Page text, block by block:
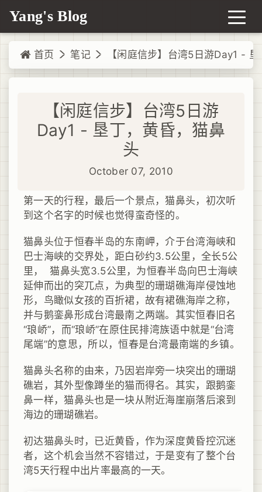
Yang's Blog
首页 笔记 【闲庭信步】台湾5日游Day1 -
【闲庭信步】台湾5日游
Day1 - 垦丁，黄昏，猫鼻
头
October 07, 2010
第一天的行程，最后一个景点，猫鼻头，初次听
到这个名字的时候也觉得蛮奇怪的。
猫鼻头位于恒春半岛的东南岬，介于台湾海峡和
巴士海峡的交界处，距白砂约3.5公里，全长5公
里， 猫鼻头宽3.5公里，为恒春半岛向巴士海峡
延伸而出的突兀点，为典型的珊瑚礁海岸侵蚀地
形，鸟瞰似女孩的百折裙，故有裙礁海岸之称，
并与鹅銮鼻形成台湾最南之两端。其实恒春旧名
“琅峤”，而“琅峤”在原住民排湾族语中就是“台湾
尾端”的意思，所以，恒春是台湾最南端的乡镇。
猫鼻头名称的由来，乃因岩岸旁一块突出的珊瑚
礁岩，其外型像蹲坐的猫而得名。其实，跟鹅銮
鼻一样，猫鼻头也是一块从附近海崖崩落后滚到
海边的珊瑚礁岩。
初达猫鼻头时，已近黄昏，作为深度黄昏控沉迷
者，这个机会当然不容错过，于是变有了整个台
湾5天行程中出片率最高的一天。